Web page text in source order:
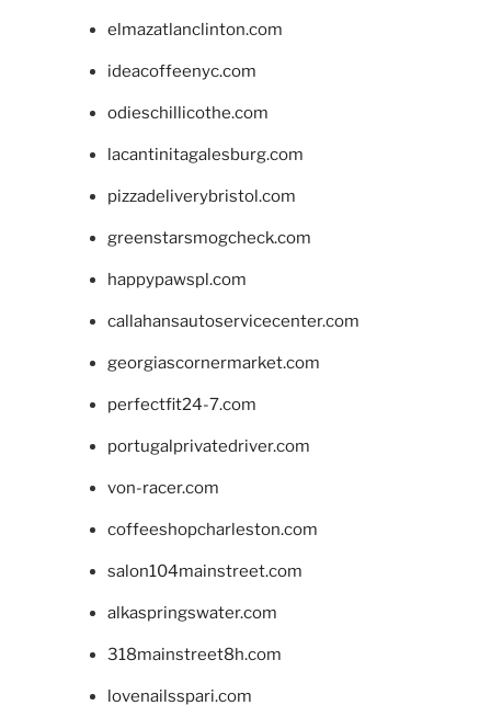
elmazatlanclinton.com
ideacoffeenyc.com
odieschillicothe.com
lacantinitagalesburg.com
pizzadeliverybristol.com
greenstarsmogcheck.com
happypawspl.com
callahansautoservicecenter.com
georgiascornermarket.com
perfectfit24-7.com
portugalprivatedriver.com
von-racer.com
coffeeshopcharleston.com
salon104mainstreet.com
alkaspringswater.com
318mainstreet8h.com
lovenailsspari.com